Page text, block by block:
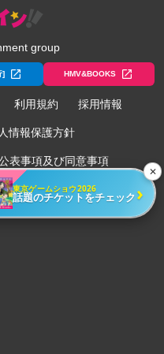
group
] HMV&BOOKS
利用規約 採用情報
情報保護方針
表事項及び同意事項
信について
Inc.
✕
東京ゲームショウ2026
話題のチケットをチェック ›